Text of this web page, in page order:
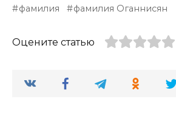
фамилия
фамилия Оганнисян
Оцените статью